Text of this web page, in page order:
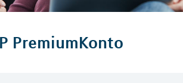
PremiumKonto